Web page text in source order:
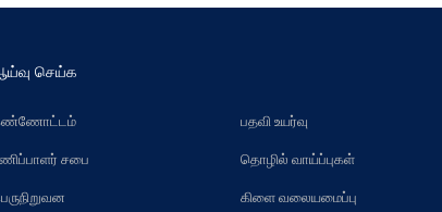
செய்க
சபை
பதவி உயர்வு
தொழில் வாய்ப்புகள்
கிளை வலையமைப்பு